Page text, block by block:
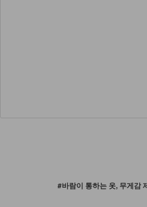
#바람이 통하는 옷, 무게감